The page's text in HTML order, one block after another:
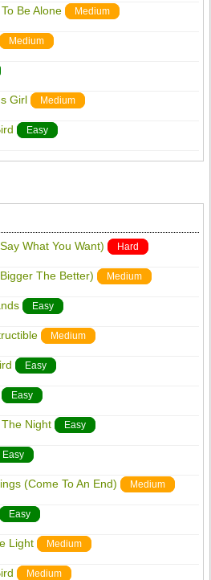
Be Alone Medium
Medium
Girl Medium
Easy
What You Want) Hard
The Better) Medium
Easy
Medium
Easy
Easy
Night Easy
Easy
(Come To An End) Medium
Easy
Light Medium
Medium